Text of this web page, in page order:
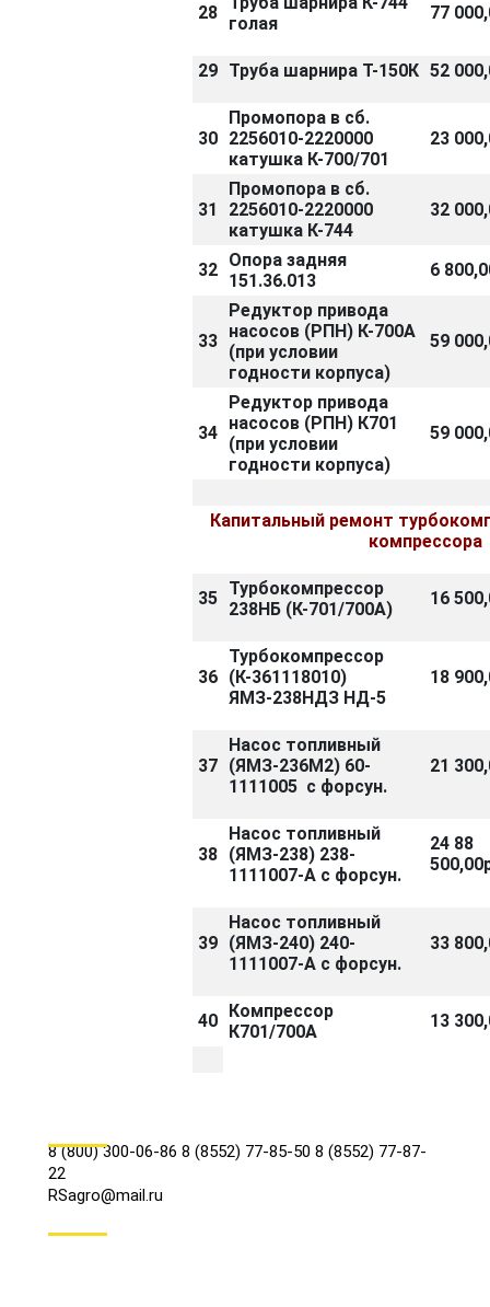
28
голая
77
29 Труба шарнира Т-150К 52
30
Промопора в сб.
2256010-2220000
катушка К-700/701
23
31
Промопора в сб.
2256010-2220000
катушка К-744
32
32 Опора задняя
151.36.013
6
33
Редуктор привода
насосов (РПН) К-700А
(при условии
годности корпуса)
59
34
Редуктор привода
насосов (РПН) К701
(при условии
годности корпуса)
59
Капитальный ремонт
компрессора
35 Турбокомпрессор
238НБ (К-701/700А)
16
36
Турбокомпрессор
(К-361118010)
ЯМЗ-238НДЗ НД-5
18
37
Насос топливный
(ЯМЗ-236М2) 60-
1111005 с форсун.
21
38
Насос топливный
(ЯМЗ-238) 238-
1111007-А с форсун.
24 88
39
Насос топливный
(ЯМЗ-240) 240-
1111007-А с форсун.
33
40 Компрессор
К701/700А
13
8 (800) 300-06-86 8 (8552) 77-85-50 8 (8552) 77-87-
22
RSagro@mail.ru